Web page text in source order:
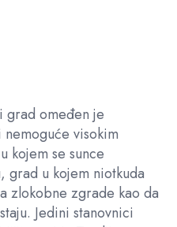
€.
grad omeđen je
visokim
kojem se sunce
grad u kojem niotkuda
zlokobne zgrade kao da
Jedini stanovnici